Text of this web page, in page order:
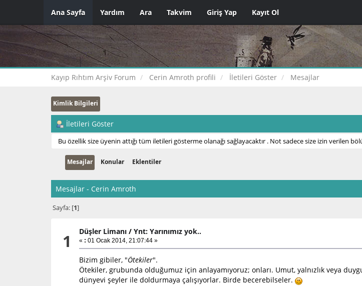
Ana Sayfa Yardım Ara Takvim Giriş Yap Kayıt Ol
Kayıp Rıhtım Arşiv Forum Cerin Amroth profili İletileri Göster Mesajlar
Kimlik Bilgileri
İletileri Göster
Bu özellik size üyenin attığı tüm iletileri gösterme olanağı sağlayacaktır . Not sadece size izin verilen
Mesajlar Konular Eklentiler
Mesajlar - Cerin Amroth
Sayfa: [1]
1 Düşler Limanı /Ynt: Yarınımız yok..
« : 01 Ocak 2014, 21:07:44 »
Bizim gibiler, "Ötekiler".
Ötekiler, grubunda olduğumuz için anlayamıyoruz; onları. Umut, yalnızlık veya
dünyevi şeyler ile doldurmaya çalışıyorlar. Birde becerebilseler.